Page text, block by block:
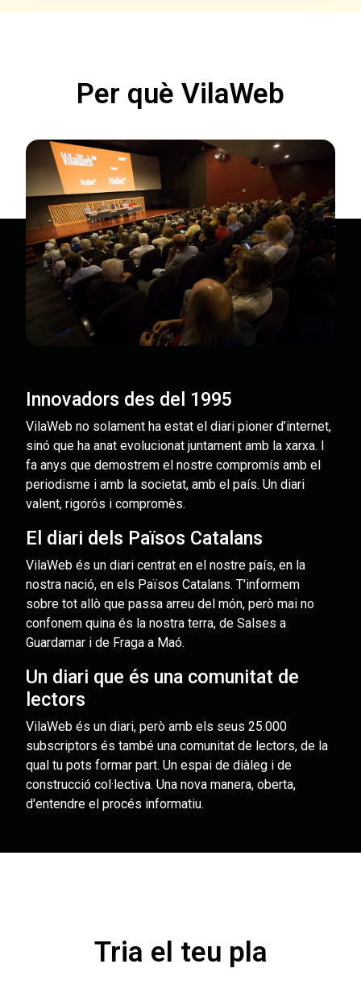
Per què VilaWeb
Innovadors des del 1995
VilaWeb no solament ha estat el diari pioner d’internet,
sinó que ha anat evolucionat juntament amb la xarxa. I
fa anys que demostrem el nostre compromís amb el
periodisme i amb la societat, amb el país. Un diari
valent, rigorós i compromès.
El diari dels Països Catalans
VilaWeb és un diari centrat en el nostre país, en la
nostra nació, en els Països Catalans. T'informem
sobre tot allò que passa arreu del món, però mai no
confonem quina és la nostra terra, de Salses a
Guardamar i de Fraga a Maó.
Un diari que és una comunitat de
lectors
VilaWeb és un diari, però amb els seus 25.000
subscriptors és també una comunitat de lectors, de la
qual tu pots formar part. Un espai de diàleg i de
construcció col·lectiva. Una nova manera, oberta,
d'entendre el procés informatiu.
Tria el teu pla